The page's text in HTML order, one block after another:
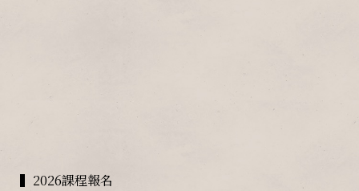
▍2026課程報名